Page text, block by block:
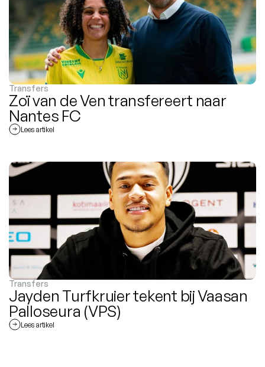
Transfers
Zoï van de Ven transfereert naar
Nantes FC
Lees artikel
Transfers
Jayden Turfkruier tekent bij Vaasan
Palloseura (VPS)
Lees artikel